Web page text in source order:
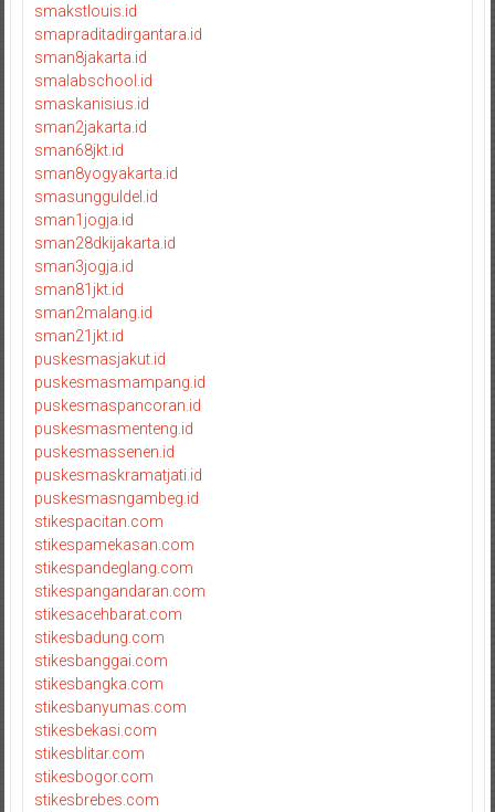
smakstlouis.id
smapraditadirgantara.id
sman8jakarta.id
smalabschool.id
smaskanisius.id
sman2jakarta.id
sman68jkt.id
sman8yogyakarta.id
smasungguldel.id
sman1jogja.id
sman28dkijakarta.id
sman3jogja.id
sman81jkt.id
sman2malang.id
sman21jkt.id
puskesmasjakut.id
puskesmasmampang.id
puskesmaspancoran.id
puskesmasmenteng.id
puskesmassenen.id
puskesmaskramatjati.id
puskesmasngambeg.id
stikespacitan.com
stikespamekasan.com
stikespandeglang.com
stikespangandaran.com
stikesacehbarat.com
stikesbadung.com
stikesbanggai.com
stikesbangka.com
stikesbanyumas.com
stikesbekasi.com
stikesblitar.com
stikesbogor.com
stikesbrebes.com